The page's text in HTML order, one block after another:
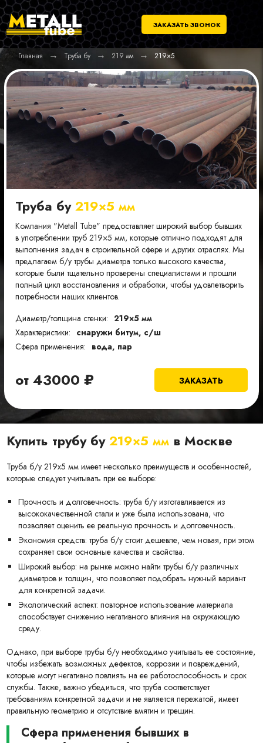
ЗАКАЗАТЬ ЗВОНОК
Главная → Труба бу → 219 мм → 219×5
Труба бу219×5 мм
Компания "Metall Tube" предоставляет широкий выбор бывших
в употреблении труб 219×5 мм, которые отлично подходят для
выполнения задач в строительной сфере и других отраслях. Мы
предлагаем б/у трубы диаметра только высокого качества,
которые были тщательно проверены специалистами и прошли
полный цикл восстановления и обработки, чтобы удовлетворить
потребности наших клиентов.
Диаметр/толщина стенки: 219×5 мм
Характеристики: снаружи битум, с/ш
Сфера применения: вода, пар
от43000 ₽ ЗАКАЗАТЬ
Купить трубу бу219×5 мм в Москве
Труба б/у 219х5 мм имеет несколько преимуществ и особенностей,
которые следует учитывать при ее выборе:
Прочность и долговечность: труба б/у изготавливается из
высококачественной стали и уже была использована, что
позволяет оценить ее реальную прочность и долговечность.
Экономия средств: труба б/у стоит дешевле, чем новая, при этом
сохраняет свои основные качества и свойства.
Широкий выбор: на рынке можно найти трубы б/у различных
диаметров и толщин, что позволяет подобрать нужный вариант
для конкретной задачи.
Экологический аспект: повторное использование материала
способствует снижению негативного влияния на окружающую
среду.
Однако, при выборе трубы б/у необходимо учитывать ее состояние,
чтобы избежать возможных дефектов, коррозии и повреждений,
которые могут негативно повлиять на ее работоспособность и срок
службы. Также, важно убедиться, что труба соответствует
требованиям конкретной задачи и не является пережатой, имеет
правильную геометрию и отсутствие вмятин и трещин.
Сфера применения бывших в